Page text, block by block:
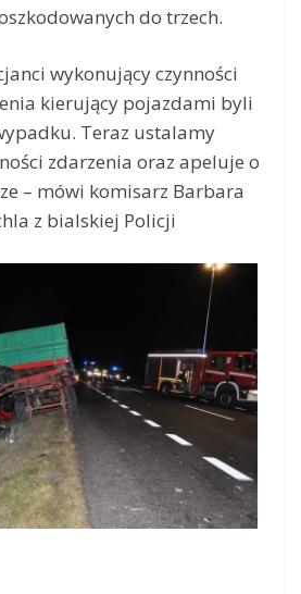
do trzech.
wykonujący czynności
kierujący pojazdami byli
Teraz ustalamy
zdarzenia oraz apeluje o
– mówi komisarz Barbara
z bialskiej Policji